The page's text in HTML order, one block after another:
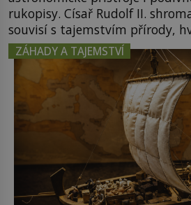
rukopisy. Císař Rudolf II.
souvisí s tajemstvím přírody,
poznání. Jenže po jeho smrti
začínají rozpadat a část z nich
odnesl nejvzácnější knihy? A
zapomenuté rukopisy, které
ZÁHADY A TAJEMSTVÍ